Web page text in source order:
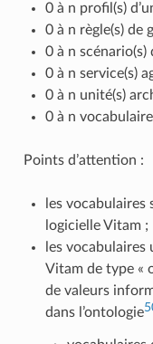
0 à n profil(s)
0 à n règle(s) de
0 à n
0 à n service(s)
0 à n unité(s)
0 à n
Points d’attention :
les
logicielle Vitam ;
les
Vitam de type «
de valeurs
dans l’ontologie